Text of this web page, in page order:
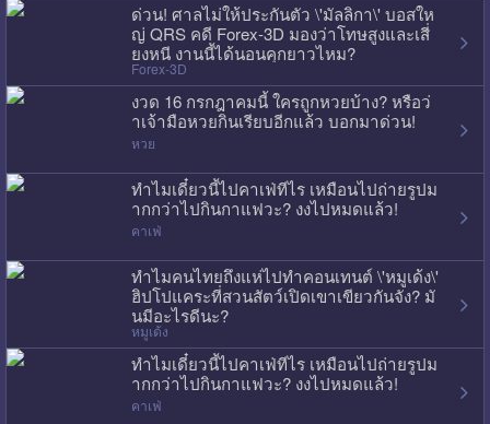
ด่วน! ศาลไม่ให้ประกันตัว \'มัลลิกา\' บอสให
ญ่ QRS คดี Forex-3D มองว่าโทษสูงและเสี่
ยงหนี งานนี้ได้นอนคุกยาวไหม?
Forex-3D
งวด 16 กรกฎาคมนี้ ใครถูกหวยบ้าง? หรือว่
าเจ้ามือหวยกินเรียบอีกแล้ว บอกมาด่วน!
หวย
ทำไมเดี๋ยวนี้ไปคาเฟ่ทีไร เหมือนไปถ่ายรูปม
ากกว่าไปกินกาแฟวะ? งงไปหมดแล้ว!
คาเฟ่
ทำไมคนไทยถึงแห่ไปทำคอนเทนต์ \'หมูเด้ง\'
ฮิปโปแคระที่สวนสัตว์เปิดเขาเขียวกันจัง? มั
นมีอะไรดีนะ?
หมูเด้ง
ทำไมเดี๋ยวนี้ไปคาเฟ่ทีไร เหมือนไปถ่ายรูปม
ากกว่าไปกินกาแฟวะ? งงไปหมดแล้ว!
คาเฟ่